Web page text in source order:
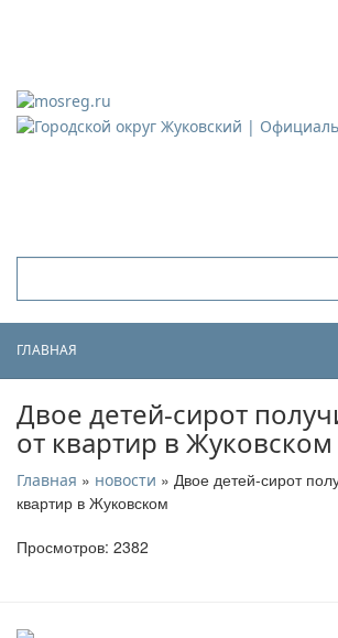
ГЛАВНАЯ
Двое детей-сирот
от квартир в Жуковском
Главная » новости » Двое детей-сирот
квартир в Жуковском
Просмотров: 2382